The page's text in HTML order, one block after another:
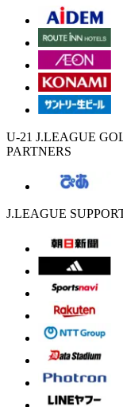
U-21 J.LEAGUE
PARTNERS
J.LEAGUE